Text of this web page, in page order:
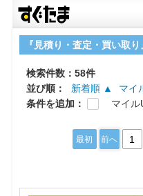
『見積り・査定・買い取
検索件数：58件
並び順：
新着順 ▲
マイ
条件を追加：
マイル
最初 前へ 1